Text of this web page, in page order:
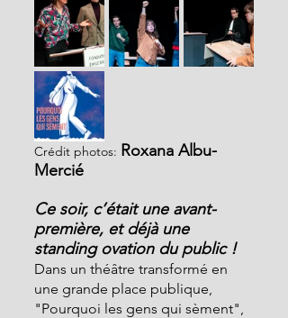
Crédit photos: Roxana Albu-
Mercié
Ce soir, c’était une avant-
première, et déjà une
standing ovation du public !
Dans un théâtre transformé en
une grande place publique,
"Pourquoi les gens qui sèment",